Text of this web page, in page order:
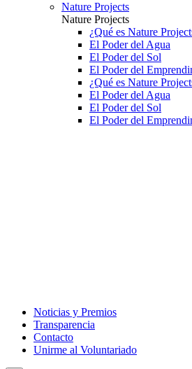
Nature Projects
Nature Projects
¿Qué es Nature
El Poder del Agua
El Poder del Sol
El Poder del
¿Qué es Nature
El Poder del Agua
El Poder del Sol
El Poder del
Noticias y Premios
Transparencia
Contacto
Unirme al Voluntariado